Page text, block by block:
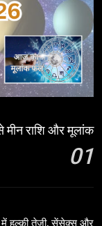
राशि और मूलांक
01
में हल्की तेजी, सेंसेक्स और